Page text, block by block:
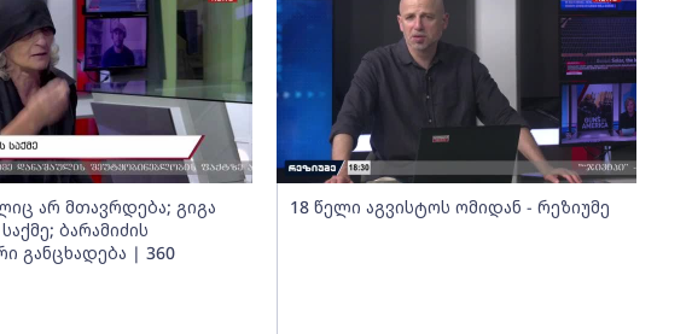
არ მთავრდება; გიგა
ბარამიძის
განცხადება | 360
18 წელი აგვისტოს ომიდან - რეზიუმე